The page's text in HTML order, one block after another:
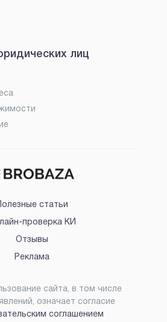
лиц
Полезные статьи
проверка КИ
Отзывы
Реклама
сайта, в том числе
означает согласие
соглашением